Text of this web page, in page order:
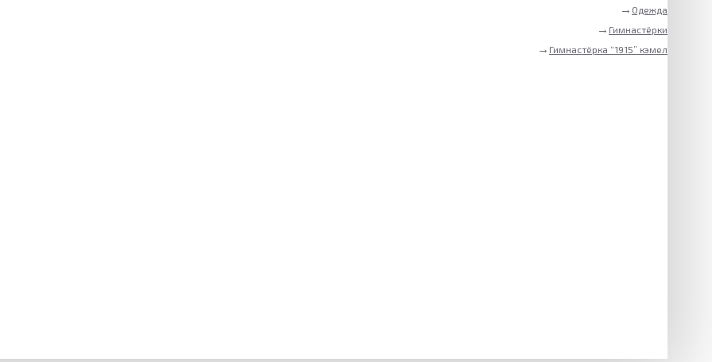
Одежда
Гимнастёрки
Гимнастёрка “1915” кэмел